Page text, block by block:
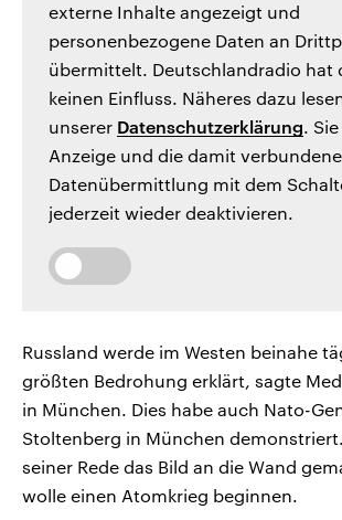
externe Inhalte angezeigt und
personenbezogene Daten an
übermittelt. Deutschlandradio hat
keinen Einfluss. Näheres dazu
unserer Datenschutzerklärung.
Anzeige und die damit verbundene
Datenübermittlung mit dem
jederzeit wieder deaktivieren.
Russland werde im Westen beinahe
größten Bedrohung erklärt, sagte
in München. Dies habe auch Nato-
Stoltenberg in München
seiner Rede das Bild an die Wand
wolle einen Atomkrieg beginnen.